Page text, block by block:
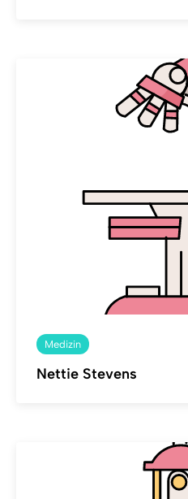
Medizin
Nettie Stevens